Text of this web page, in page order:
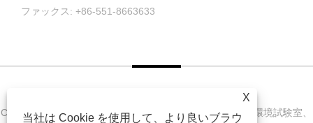
ファックス: +86-551-8663633
Copyright © 2022 Symor Instrument Equipment Co., Ltd. 環境試験室、
X
当社は Cookie を使用して、より良いブラウ